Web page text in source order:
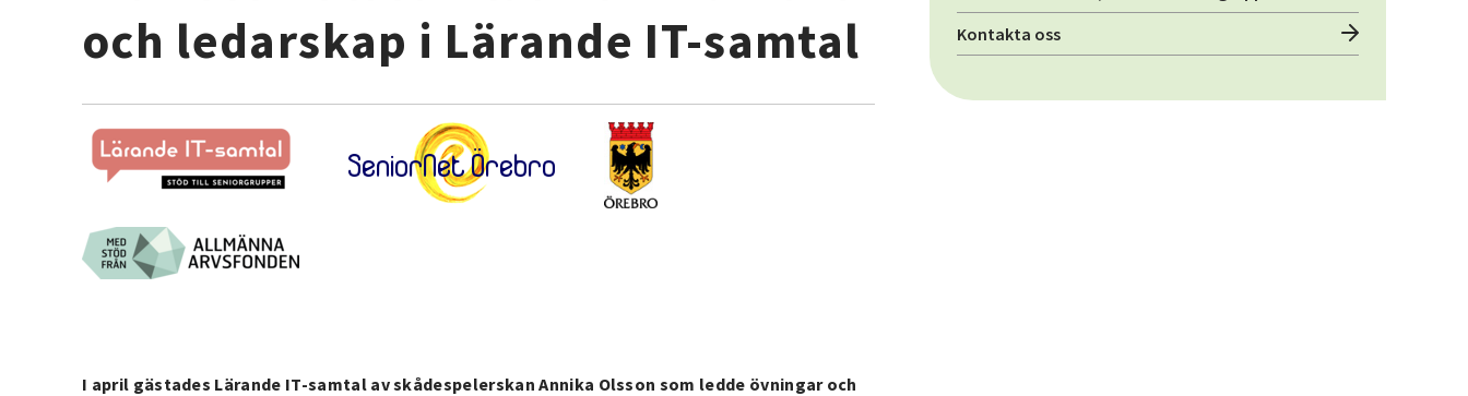
och ledarskap i Lärande IT-samtal
I april gästades Lärande IT-samtal av skådespelerskan Annika Olsson som ledde övningar och
Kontakta oss